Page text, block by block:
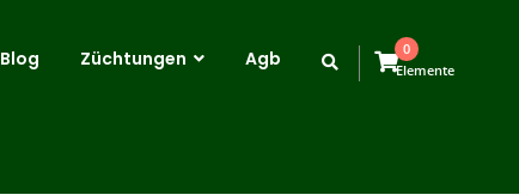
Blog Züchtungen Agb
0
Elemente